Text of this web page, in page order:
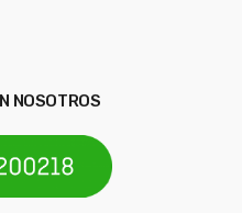
NOSOTROS